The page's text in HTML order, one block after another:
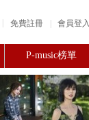
會員登入
免費註冊
P-music榜單